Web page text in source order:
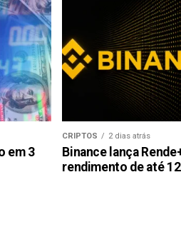
em 3
CRIPTOS 2 dias atrás
Binance lança
rendimento de até